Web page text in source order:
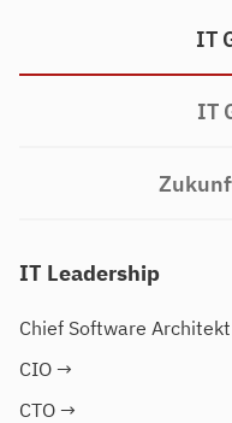
IT
IT
IT Leadership
Chief Software Architekt
CIO →
CTO →